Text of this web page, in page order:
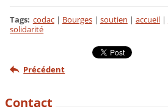
Tags: codac | Bourges | soutien | accueil |
solidarité
Précédent
Contact